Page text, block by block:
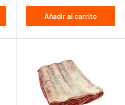
venta
Añadir al carrito